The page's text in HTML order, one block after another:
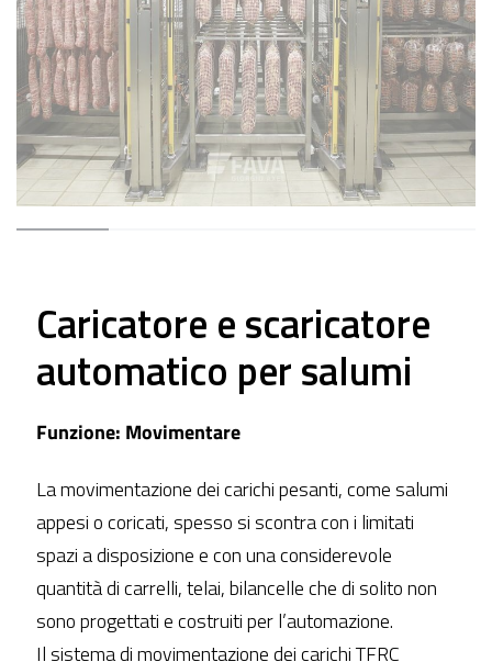
Caricatore e scaricatore
automatico per salumi
Funzione: Movimentare
La movimentazione dei carichi pesanti, come salumi
appesi o coricati, spesso si scontra con i limitati
spazi a disposizione e con una considerevole
quantità di carrelli, telai, bilancelle che di solito non
sono progettati e costruiti per l’automazione.
Il sistema di movimentazione dei carichi TFRC